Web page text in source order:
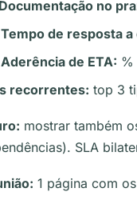
no
de resposta a
de ETA: %
recorrentes: top 3
mostrar também
SLA
1 página com